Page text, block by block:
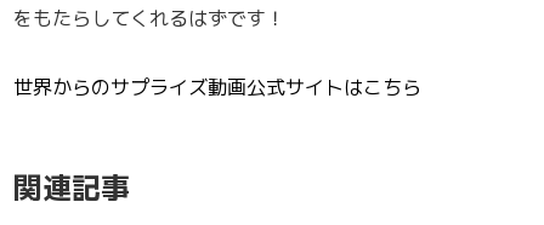
をもたらしてくれるはずです！
世界からのサプライズ動画公式サイトはこちら
関連記事